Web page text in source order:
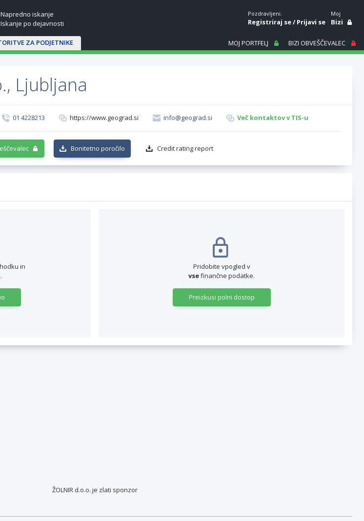
Napredno iskanje
Iskanje po dejavnosti
ZA PODJETNIKE
Pozdravljeni.
Registriraj se/Prijavi se
Moj
Bizi
MOJ PORTFELJ BIZI OBVEŠČEVALEC
Ljubljana
01 4228213 https://www.geograd.si info@geograd.si Več kontaktov v TIS-u
Bonitetno poročilo Credit rating report
in
Pridobite vpogled v
vsefinančne podatke.
Preizkusi polni dostop
ŽOLNIR d.o.o. je zlati sponzor